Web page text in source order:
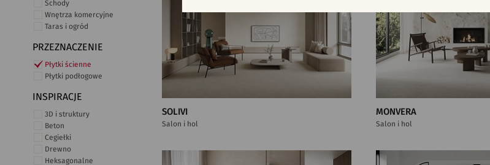
Schody
Wnętrza komercyjne
Taras i ogród
PRZEZNACZENIE
Płytki ścienne
Płytki podłogowe
INSPIRACJE
3D i struktury
Beton
Cegiełki
Drewno
Heksagonalne
SOLIVI
Salon i hol
MONVERA
Salon i hol